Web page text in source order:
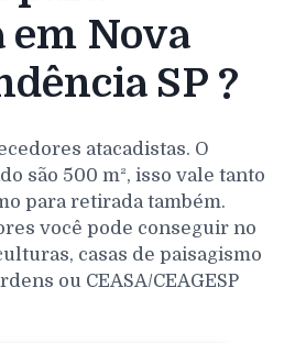
em Nova
SP ?
atacadistas. O
são 500 m², isso vale tanto
para retirada também.
você pode conseguir no
casas de paisagismo
ou CEASA/CEAGESP